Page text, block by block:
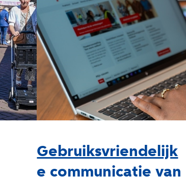
Gebruiksvriendelijk
e communicatie van